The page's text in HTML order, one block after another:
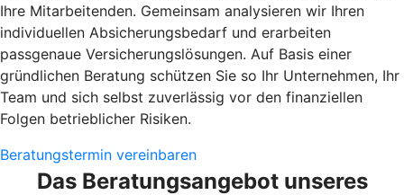
Ihre Mitarbeitenden. Gemeinsam analysieren wir Ihren
individuellen Absicherungsbedarf und erarbeiten
passgenaue Versicherungslösungen. Auf Basis einer
gründlichen Beratung schützen Sie so Ihr Unternehmen, Ihr
Team und sich selbst zuverlässig vor den finanziellen
Folgen betrieblicher Risiken.
Beratungstermin vereinbaren
Das Beratungsangebot unseres